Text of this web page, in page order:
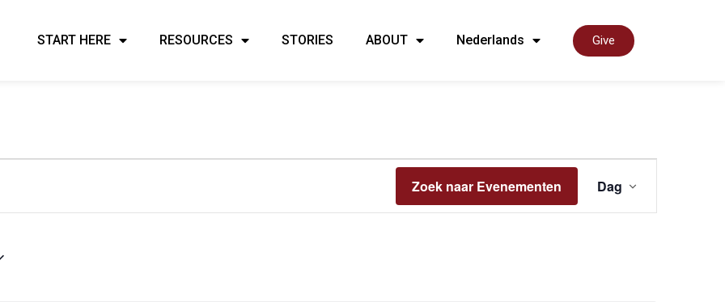
START HERE RESOURCES STORIES ABOUT Nederlands Give
Zoek naar Evenementen Dag